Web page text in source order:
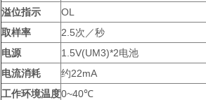
溢位指示
OL
取样率
2.5次／秒
电源
1.5V(UM3)*2电池
电流消耗
约22mA
工作环境温度0~40℃